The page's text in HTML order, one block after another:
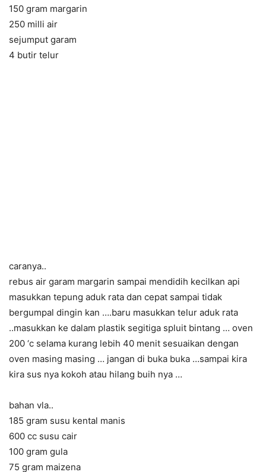
150 gram margarin
250 milli air
sejumput garam
4 butir telur
caranya..
rebus air garam margarin sampai mendidih kecilkan api
masukkan tepung aduk rata dan cepat sampai tidak
bergumpal dingin kan ….baru masukkan telur aduk rata
..masukkan ke dalam plastik segitiga spluit bintang … oven
200 ‘c selama kurang lebih 40 menit sesuaikan dengan
oven masing masing … jangan di buka buka …sampai kira
kira sus nya kokoh atau hilang buih nya …
bahan vla..
185 gram susu kental manis
600 cc susu cair
100 gram gula
75 gram maizena